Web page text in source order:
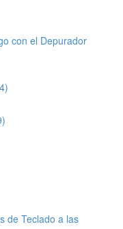
con el Depurador
de Teclado a las